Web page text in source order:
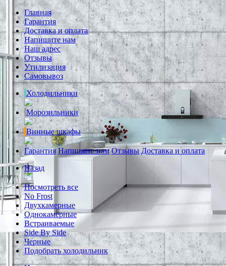
Главная
Гарантия
Доставка и оплата
Напишите нам
Наш адрес
Отзывы
Утилизация
Самовывоз
Холодильники
Морозильники
Винные шкафы
Гарантия Напишите нам Отзывы Доставка и оплата
Назад
Посмотреть все
No Frost
Двухкамерные
Однокамерные
Встраиваемые
Side By Side
Черные
Подобрать холодильник